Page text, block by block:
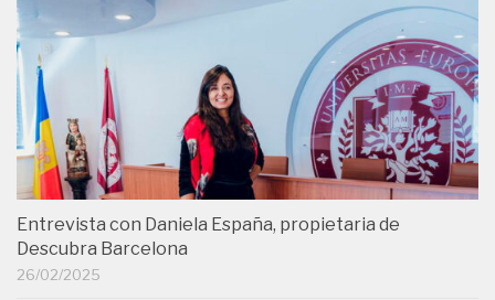
Entrevista con Daniela España, propietaria de
Descubra Barcelona
26/02/2025